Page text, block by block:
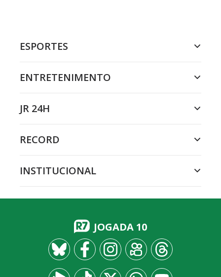
ESPORTES
ENTRETENIMENTO
JR 24H
RECORD
INSTITUCIONAL
JOGADA 10